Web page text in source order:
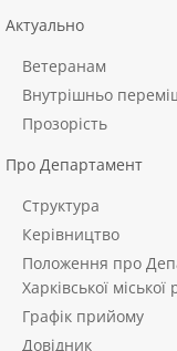
Актуально
Ветеранам
Внутрішньо
Прозорість
Про Департамент
Структура
Керівництво
Положення про
Харківської міської
Графік прийому
Довідник